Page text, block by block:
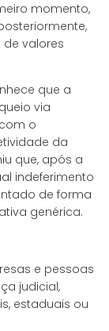
momento,
valores
que a
via
o
da
que, após a
indeferimento
de forma
genérica.
e pessoas
judicial,
estaduais ou